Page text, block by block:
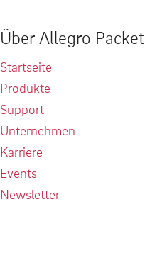
Über Allegro
Startseite
Produkte
Support
Unternehmen
Karriere
Events
Newsletter